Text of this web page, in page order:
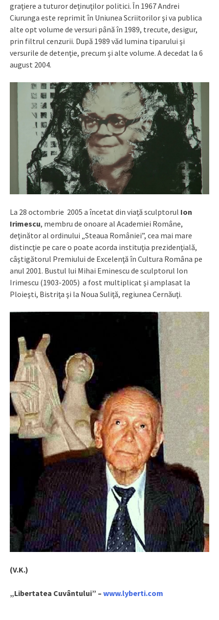
graţiere a tuturor deţinuţilor politici. În 1967 Andrei
Ciurunga este reprimit în Uniunea Scriitorilor şi va publica
alte opt volume de versuri până în 1989, trecute, desigur,
prin filtrul cenzurii. După 1989 văd lumina tiparului şi
versurile de detenţie, precum şi alte volume. A decedat la 6
august 2004.
La 28 octombrie 2005 a încetat din viaţă sculptorul Ion
Irimescu, membru de onoare al Academiei Române,
deţinător al ordinului „Steaua României”, cea mai mare
distincţie pe care o poate acorda instituţia prezidenţială,
câştigătorul Premiului de Excelenţă în Cultura Româna pe
anul 2001. Bustul lui Mihai Eminescu de sculptorul Ion
Irimescu (1903-2005) a fost multiplicat şi amplasat la
Ploieşti, Bistriţa şi la Noua Suliţă, regiunea Cernăuţi.
(V.K.)
„Libertatea Cuvântului” – www.lyberti.com